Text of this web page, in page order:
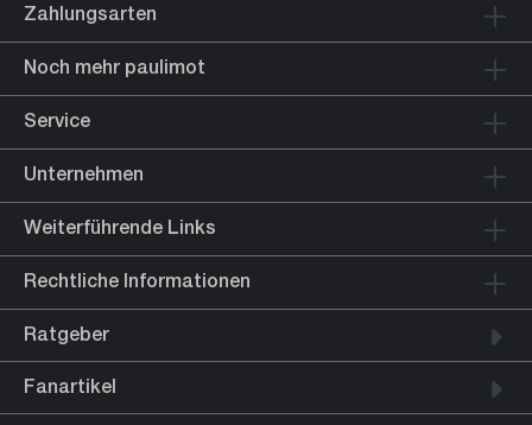
Zahlungsarten
Noch mehr paulimot
Service
Unternehmen
Weiterführende Links
Rechtliche Informationen
Ratgeber
Fanartikel